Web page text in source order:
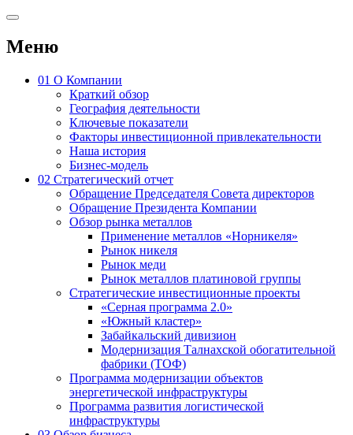
Меню
01 О Компании
Краткий обзор
География деятельности
Ключевые показатели
Факторы инвестиционной привлекательности
Наша история
Бизнес-модель
02 Стратегический отчет
Обращение Председателя Совета директоров
Обращение Президента Компании
Обзор рынка металлов
Применение металлов «Норникеля»
Рынок никеля
Рынок меди
Рынок металлов платиновой группы
Стратегические инвестиционные проекты
«Серная программа 2.0»
«Южный кластер»
Забайкальский дивизион
Модернизация Талнахской обогатительной
фабрики (ТОФ)
Программа модернизации объектов
энергетической инфраструктуры
Программа развития логистической
инфраструктуры